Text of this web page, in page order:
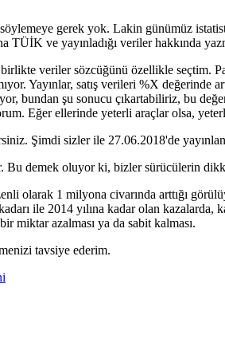
gerek yok. Lakin günümüz
TÜİK ve yayınladığı veriler hakkında
veriler sözcüğünü özellikle seçtim.
Yayınlar, satış verileri %X değerinde
bundan şu sonucu çıkartabiliriz, bu
Eğer ellerinde yeterli araçlar olsa,
Şimdi sizler ile 27.06.2018'de
demek oluyor ki, bizler sürücülerin
olarak 1 milyona civarında arttığı
ile 2014 yılına kadar olan
miktar azalması ya da sabit kalması.
tavsiye ederim.